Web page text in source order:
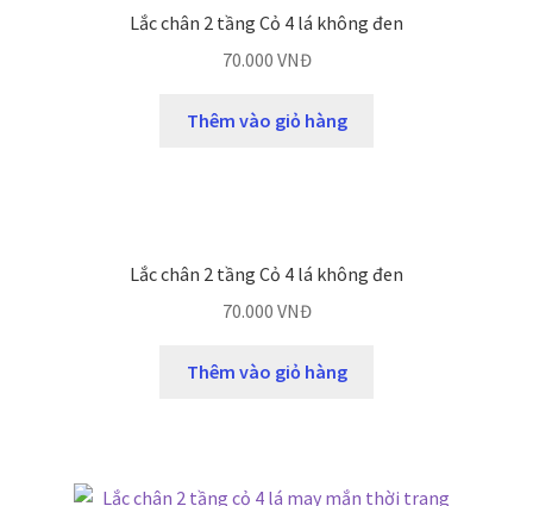
Lắc chân 2 tầng Cỏ 4 lá không đen
70.000 VNĐ
Thêm vào giỏ hàng
Lắc chân 2 tầng Cỏ 4 lá không đen
70.000 VNĐ
Thêm vào giỏ hàng